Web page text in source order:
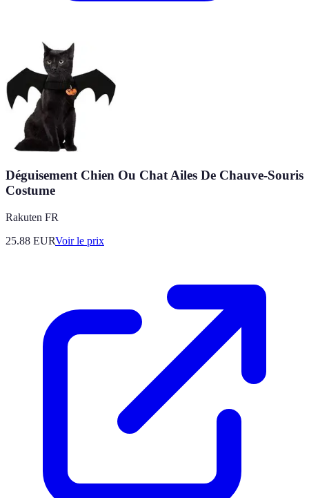
Déguisement Chien Ou Chat Ailes De Chauve-Souris
Costume
Rakuten FR
25.88 EURVoir le prix